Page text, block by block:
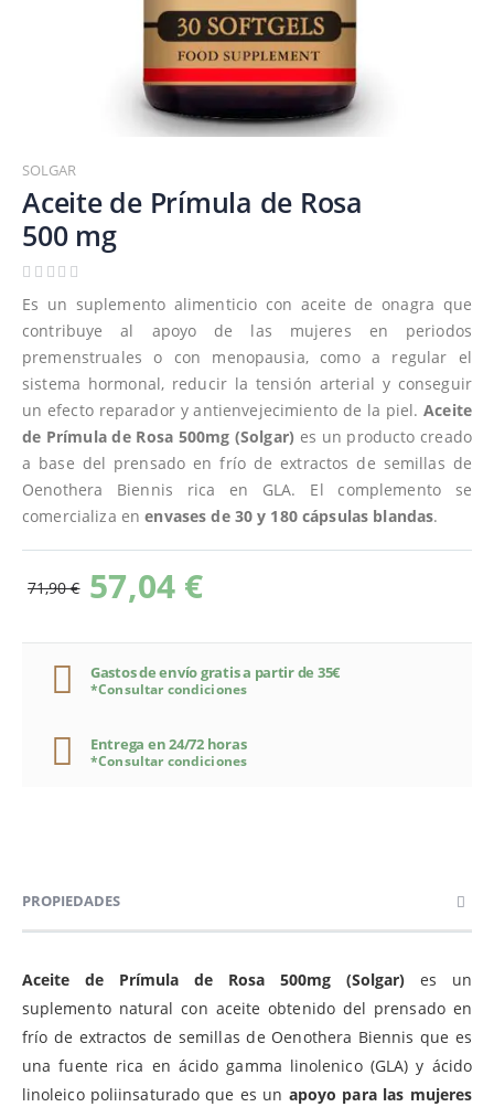
al
comienzo
de
la
galería
imágenes
SOLGAR
Aceite de Prímula de Rosa
500 mg
Es un suplemento alimenticio con aceite de onagra que
contribuye al apoyo de las mujeres en periodos
premenstruales o con menopausia, como a regular el
sistema hormonal, reducir la tensión arterial y conseguir
un efecto reparador y antienvejecimiento de la piel.Aceite
de Prímula de Rosa 500mg (Solgar) es un producto creado
a base del prensado en frío de extractos de semillas de
Oenothera Biennis rica en GLA. El complemento se
comercializa enenvases de 30 y 180 cápsulas blandas.
57,04 €
71,90 €
Gastos de envío gratis a partir de 35€
*Consultar condiciones
Entrega en 24/72 horas
*Consultar condiciones
PROPIEDADES
Aceite de Prímula de Rosa 500mg (Solgar) es un
suplemento natural con aceite obtenido del prensado en
frío de extractos de semillas de Oenothera Biennis que es
una fuente rica en ácido gamma linolenico (GLA) y ácido
linoleico poliinsaturado que es un apoyo para las mujeres